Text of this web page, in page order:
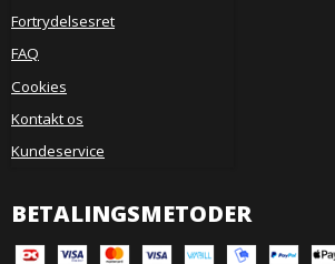
Fortrydelsesret
FAQ
Cookies
Kontakt os
Kundeservice
BETALINGSMETODER